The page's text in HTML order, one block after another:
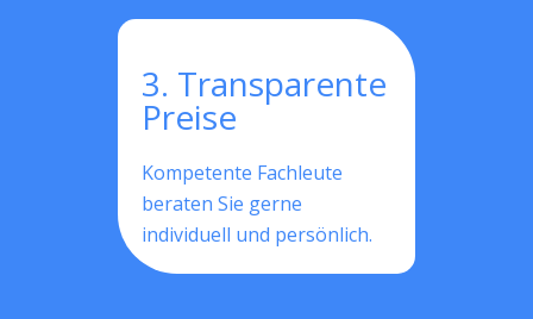
3. Transparente
Preise
Kompetente Fachleute
beraten Sie gerne
individuell und persönlich.